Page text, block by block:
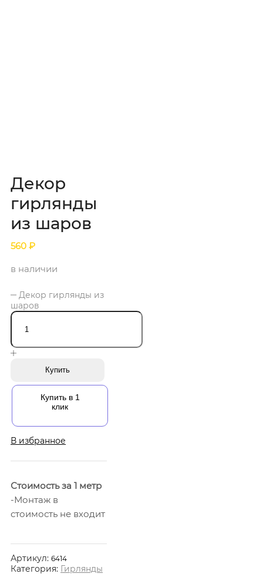
Декор
гирлянды
из шаров
560 ₽
в наличии
Декор гирлянды из
шаров
Купить
Купить в 1
клик
В избранное
Стоимость за 1 метр
-Монтаж в
стоимость не входит
Артикул: 6414
Категория: Гирлянды